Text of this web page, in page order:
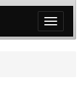
My
ペ